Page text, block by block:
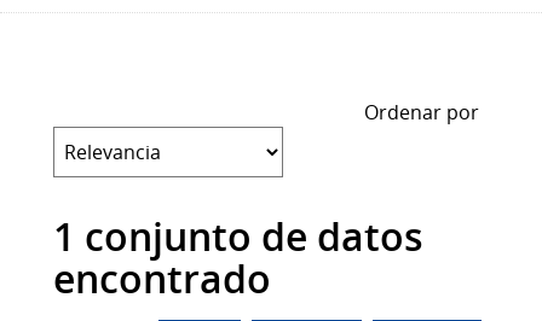
Ordenar por
1 conjunto de datos
encontrado